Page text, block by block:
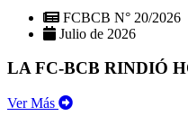
FCBCB N° 20/2026
Julio de 2026
LA FC-BCB RINDIÓ
Ver Más